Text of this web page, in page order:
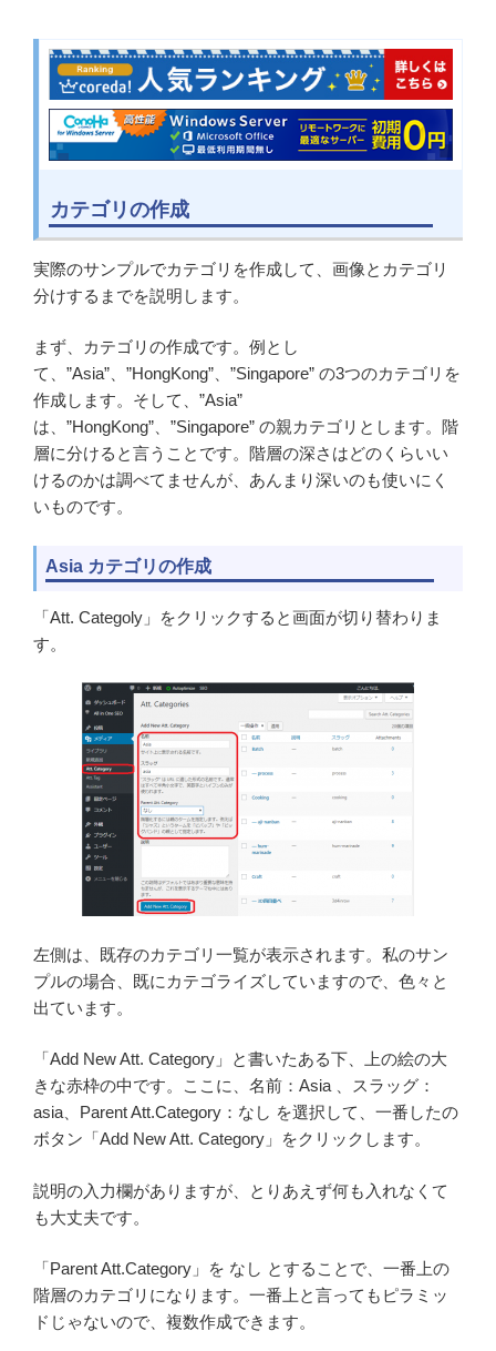
カテゴリの作成
実際のサンプルでカテゴリを作成して、画像とカテゴリ
分けするまでを説明します。
まず、カテゴリの作成です。例とし
て、”Asia”、”HongKong”、”Singapore” の3つのカテゴリを
作成します。そして、”Asia”
は、”HongKong”、”Singapore” の親カテゴリとします。階
層に分けると言うことです。階層の深さはどのくらいい
けるのかは調べてませんが、あんまり深いのも使いにく
いものです。
Asia カテゴリの作成
「Att. Categoly」をクリックすると画面が切り替わりま
す。
左側は、既存のカテゴリ一覧が表示されます。私のサン
プルの場合、既にカテゴライズしていますので、色々と
出ています。
「Add New Att. Category」と書いたある下、上の絵の大
きな赤枠の中です。ここに、名前：Asia 、スラッグ：
asia、Parent Att.Category：なし を選択して、一番したの
ボタン「Add New Att. Category」をクリックします。
説明の入力欄がありますが、とりあえず何も入れなくて
も大丈夫です。
「Parent Att.Category」を なし とすることで、一番上の
階層のカテゴリになります。一番上と言ってもピラミッ
ドじゃないので、複数作成できます。